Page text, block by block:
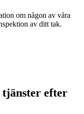
om någon av våra
av ditt tak.
tjänster efter